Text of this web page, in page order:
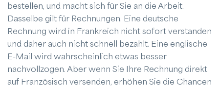
bestellen, und macht sich für Sie an die Arbeit.
Dasselbe gilt für Rechnungen. Eine deutsche
Rechnung wird in Frankreich nicht sofort verstanden
und daher auch nicht schnell bezahlt. Eine englische
E-Mail wird wahrscheinlich etwas besser
nachvollzogen. Aber wenn Sie Ihre Rechnung direkt
auf Französisch versenden, erhöhen Sie die Chancen